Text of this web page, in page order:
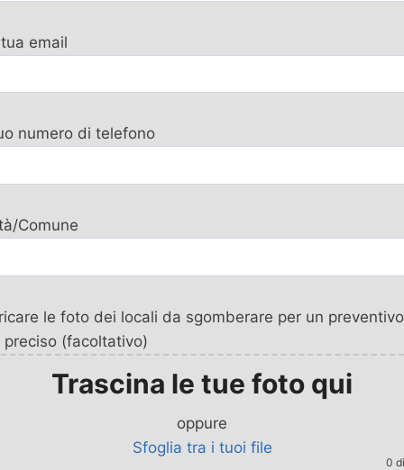
email
numero di telefono
Comune
le foto dei locali da sgomberare per un preventivo
preciso (facoltativo)
Trascina le tue foto qui
oppure
Sfoglia tra i tuoi file
0